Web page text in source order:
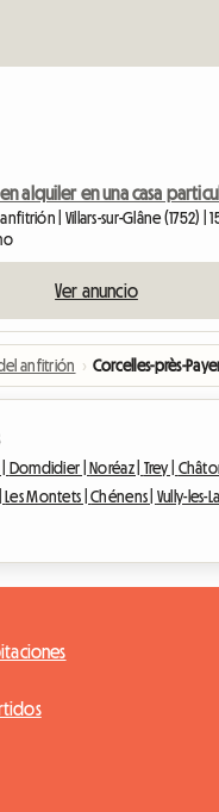
| Villars-sur-Glâne (1752) |
Ver anuncio
anfitrión › Corcelles-près-
Domdidier | Noréaz | Trey |
Les Montets |Chénens | Vully-les-